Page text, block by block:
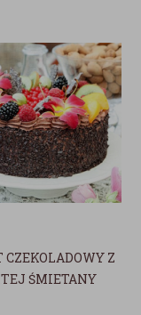
CZEKOLADOWY Z
ŚMIETANY